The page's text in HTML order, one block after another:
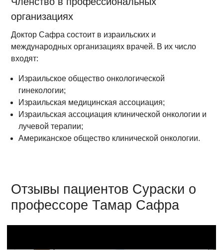
организациях
Доктор Сафра состоит в израильских и
международных организациях врачей. В их число
входят:
Израильское общество онкологической
гинекологии;
Израильская медицинская ассоциация;
Израильская ассоциация клинической онкологии и
лучевой терапии;
Американское общество клинической онкологии.
Отзывы пациентов Сураски о
профессоре Тамар Сафра